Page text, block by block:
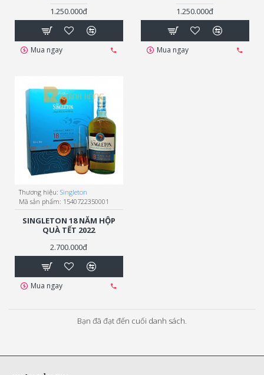
1.250.000đ
Mua ngay
1.250.000đ
Mua ngay
Thương hiệu: Singleton
Mã sản phẩm: 1540722350001
SINGLETON 18 NĂM HỘP
QUÀ TẾT 2022
2.700.000đ
Mua ngay
Bạn đã đạt đến cuối danh sách.